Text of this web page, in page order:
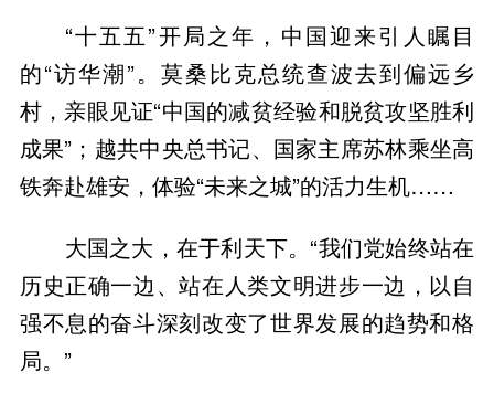
“十五五”开局之年，中国迎来引人瞩目
的“访华潮”。莫桑比克总统查波去到偏远乡
村，亲眼见证“中国的减贫经验和脱贫攻坚胜利
成果”；越共中央总书记、国家主席苏林乘坐高
铁奔赴雄安，体验“未来之城”的活力生机……
大国之大，在于利天下。“我们党始终站在
历史正确一边、站在人类文明进步一边，以自
强不息的奋斗深刻改变了世界发展的趋势和格
局。”